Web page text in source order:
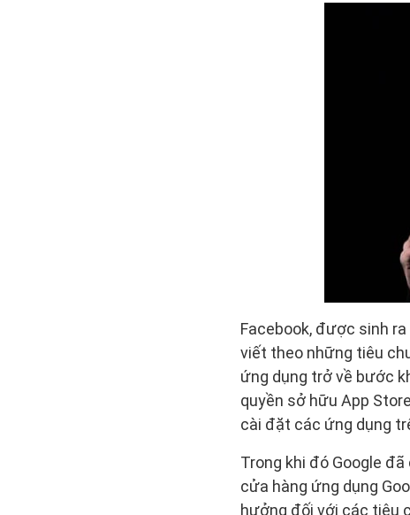
Facebook, được sinh
viết theo những tiêu
ứng dụng trở về bước
quyền sở hữu App
cài đặt các ứng dụng
Trong khi đó Google
cửa hàng ứng dụng
hưởng đối với các tiêu